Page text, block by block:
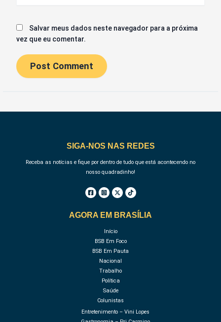
Salvar meus dados neste navegador para a próxima
vez que eu comentar.
SIGA-NOS NAS REDES
Receba as notícias e fique por dentro de tudo que está acontecendo no
nosso quadradinho!
AGORA EM BRASÍLIA
Início
BSB Em Foco
BSB Em Pauta
Nacional
Trabalho
Política
Saúde
Colunistas
Entretenimento – Vini Lopes